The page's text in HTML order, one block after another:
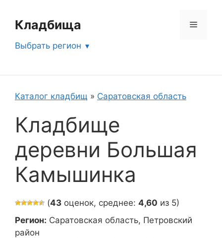
содержимому
Кладбища Меню
Выбрать регион
Каталог кладбищ » Саратовская область
Кладбище
деревни Большая
Камышинка
(43 оценок, среднее: 4,60 из 5)
Регион: Саратовская область, Петровский
район